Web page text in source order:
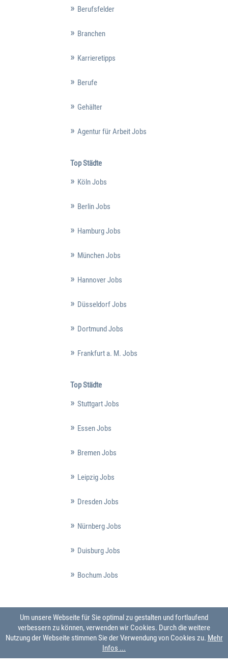
Berufsfelder
Branchen
Karrieretipps
Berufe
Gehälter
Agentur für Arbeit Jobs
Top Städte
Köln Jobs
Berlin Jobs
Hamburg Jobs
München Jobs
Hannover Jobs
Düsseldorf Jobs
Dortmund Jobs
Frankfurt a. M. Jobs
Top Städte
Stuttgart Jobs
Essen Jobs
Bremen Jobs
Leipzig Jobs
Dresden Jobs
Nürnberg Jobs
Duisburg Jobs
Bochum Jobs
Um unsere Webseite für Sie optimal zu gestalten und fortlaufend
verbessern zu können, verwenden wir Cookies. Durch die weitere
Nutzung der Webseite stimmen Sie der Verwendung von Cookies zu. Mehr
Infos ...